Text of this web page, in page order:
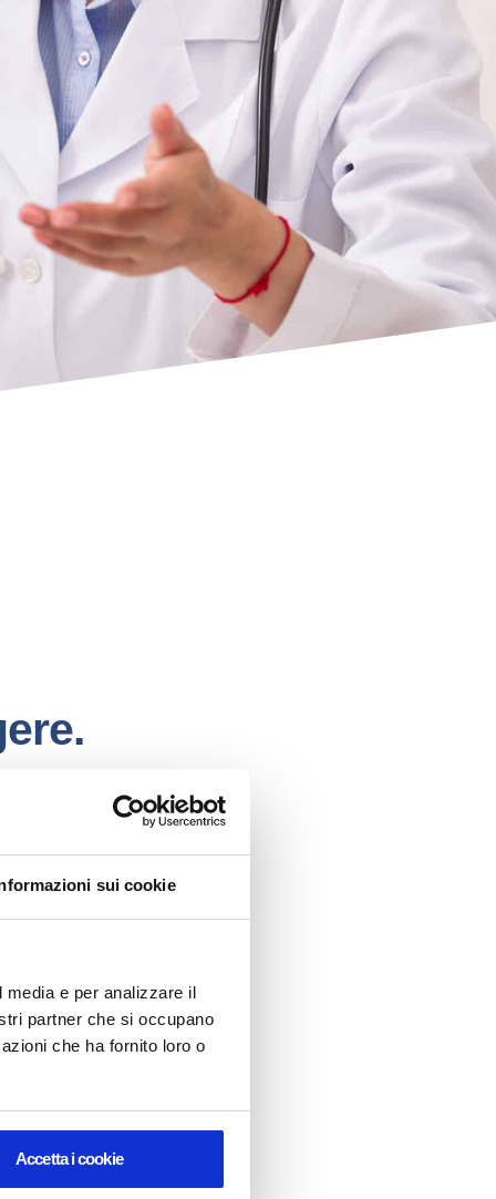
sui cookie
e per analizzare il
partner che si occupano
che ha fornito loro o
Accetta i cookie
delle macchie